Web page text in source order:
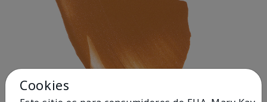
Cookies